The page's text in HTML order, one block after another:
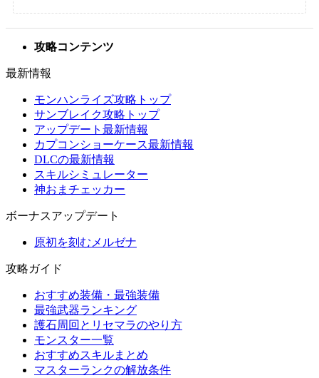
攻略コンテンツ
最新情報
モンハンライズ攻略トップ
サンブレイク攻略トップ
アップデート最新情報
カプコンショーケース最新情報
DLCの最新情報
スキルシミュレーター
神おまチェッカー
ボーナスアップデート
原初を刻むメルゼナ
攻略ガイド
おすすめ装備・最強装備
最強武器ランキング
護石周回とリセマラのやり方
モンスター一覧
おすすめスキルまとめ
マスターランクの解放条件